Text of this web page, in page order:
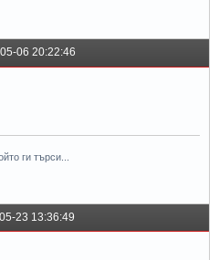
06 20:22:46
ги търси...
23 13:36:49